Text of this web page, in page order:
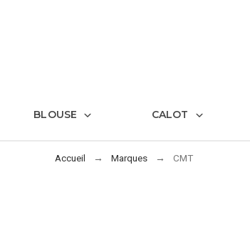
BLOUSE CALOT
Accueil Marques CMT